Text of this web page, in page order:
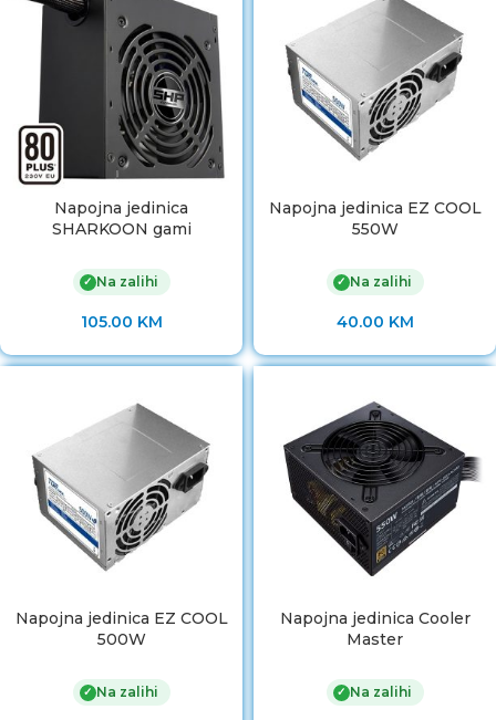
Napojna jedinica
SHARKOON gami
✓ Na zalihi
105.00 KM
Napojna jedinica EZ COOL
550W
✓ Na zalihi
40.00 KM
Napojna jedinica EZ COOL
500W
✓ Na zalihi
Napojna jedinica Cooler
Master
✓ Na zalihi